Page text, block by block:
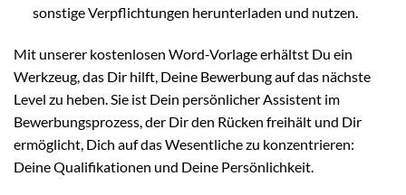
sonstige Verpflichtungen herunterladen und nutzen.
Mit unserer kostenlosen Word-Vorlage erhältst Du ein
Werkzeug, das Dir hilft, Deine Bewerbung auf das nächste
Level zu heben. Sie ist Dein persönlicher Assistent im
Bewerbungsprozess, der Dir den Rücken freihält und Dir
ermöglicht, Dich auf das Wesentliche zu konzentrieren:
Deine Qualifikationen und Deine Persönlichkeit.